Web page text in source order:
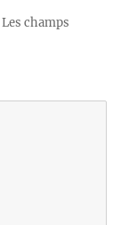
Les champs